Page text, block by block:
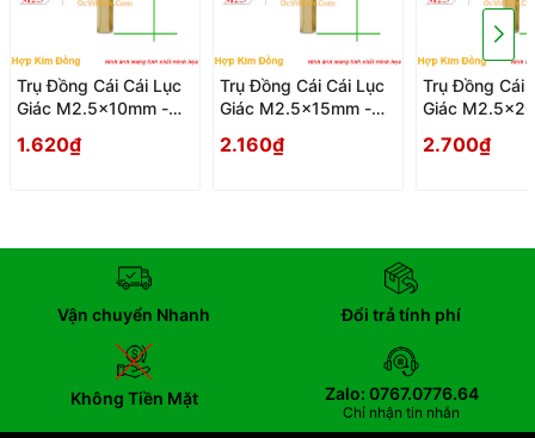
Trụ Đồng Cái Cái Lục
Giác M2.5x10mm -
Giac
1.620₫
Trụ Đồng Cái Cái Lục
Giác M2.5x15mm -
Giac
2.160₫
Trụ Đồng Cái
Giác
Giac
2.700₫
Vận chuyển Nhanh Đổi trả tính phí
Không Tiền Mặt Zalo: 0767.0776.64
Chỉ nhận tin nhắn